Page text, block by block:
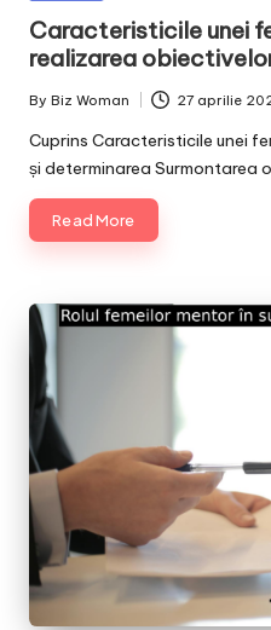
Caracteristicile unei
realizarea
Posted
by
By Biz Woman 27 aprilie
Cuprins Caracteristicile unei
și determinarea Surmontarea
Read More